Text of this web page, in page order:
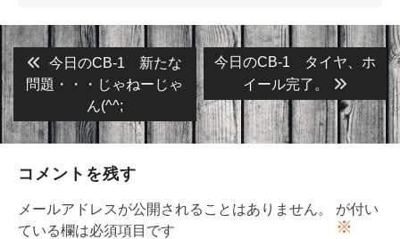
投
稿
ビ
ゲ
シ
Previous
post:
今日のCB-1 新たな
問題・・・じゃねーじゃ
ん(^^;
Next
post:
今日のCB-1 タイヤ、ホ
イール完了。
コメントを残す
メールアドレスが公開されることはありません。
※
が付い
ている欄は必須項目です